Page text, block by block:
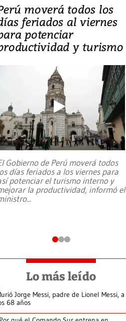
moverá todos los
feriados al viernes
potenciar
y turismo
Gobierno de Perú moverá todos
días feriados a los viernes para
potenciar el turismo interno y
la productividad, informó el
...
Lo más leído
Jorge Messi, padre de Lionel Messi, a
68 años